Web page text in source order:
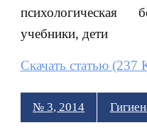
психологическая
учебники, дети
Скачать статью (237
№ 3, 2014